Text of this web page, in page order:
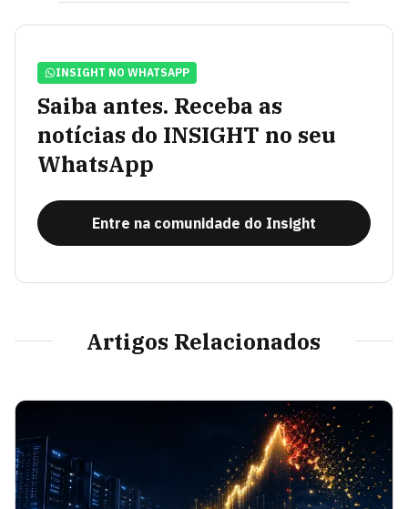
INSIGHT NO WHATSAPP
Saiba antes. Receba as
notícias do INSIGHT no seu
WhatsApp
Entre na comunidade do Insight
Artigos Relacionados